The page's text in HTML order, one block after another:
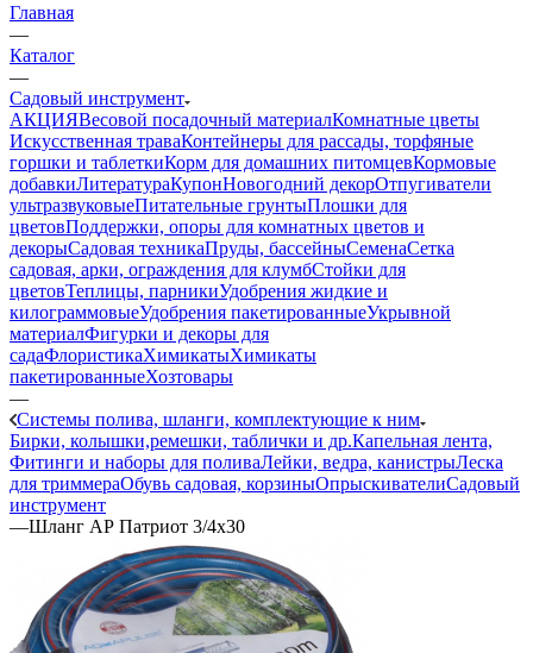
Главная
—
Каталог
—
Садовый инструмент
АКЦИЯВесовой посадочный материалКомнатные цветы
Искусственная траваКонтейнеры для рассады, торфяные
горшки и таблеткиКорм для домашних питомцевКормовые
добавкиЛитератураКупонНовогодний декорОтпугиватели
ультразвуковыеПитательные грунтыПлошки для
цветовПоддержки, опоры для комнатных цветов и
декорыСадовая техникаПруды, бассейныСеменаСетка
садовая, арки, ограждения для клумбСтойки для
цветовТеплицы, парникиУдобрения жидкие и
килограммовыеУдобрения пакетированныеУкрывной
материалФигурки и декоры для
садаФлористикаХимикатыХимикаты
пакетированныеХозтовары
—
Системы полива, шланги, комплектующие к ним
Бирки, колышки,ремешки, таблички и др.Капельная лента,
Фитинги и наборы для поливаЛейки, ведра, канистрыЛеска
для триммераОбувь садовая, корзиныОпрыскивателиСадовый
инструмент
—Шланг АР Патриот 3/4х30